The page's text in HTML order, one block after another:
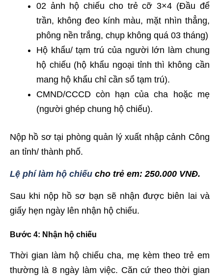
02 ảnh hộ chiếu cho trẻ cỡ 3×4 (Đầu để
trần, không đeo kính màu, mặt nhìn thẳng,
phông nền trắng, chụp không quá 03 tháng)
Hộ khẩu/ tạm trú của người lớn làm chung
hộ chiếu (hộ khẩu ngoại tỉnh thì không cần
mang hộ khẩu chỉ cần sổ tạm trú).
CMND/CCCD còn hạn của cha hoặc mẹ
(người ghép chung hộ chiếu).
Nộp hồ sơ tại phòng quản lý xuất nhập cảnh Công
an tỉnh/ thành phố.
Lệ phí làm hộ chiếu cho trẻ em: 250.000 VNĐ.
Sau khi nộp hồ sơ bạn sẽ nhận được biên lai và
giấy hẹn ngày lên nhận hộ chiếu.
Bước 4: Nhận hộ chiếu
Thời gian làm hộ chiếu cha, mẹ kèm theo trẻ em
thường là 8 ngày làm việc. Căn cứ theo thời gian